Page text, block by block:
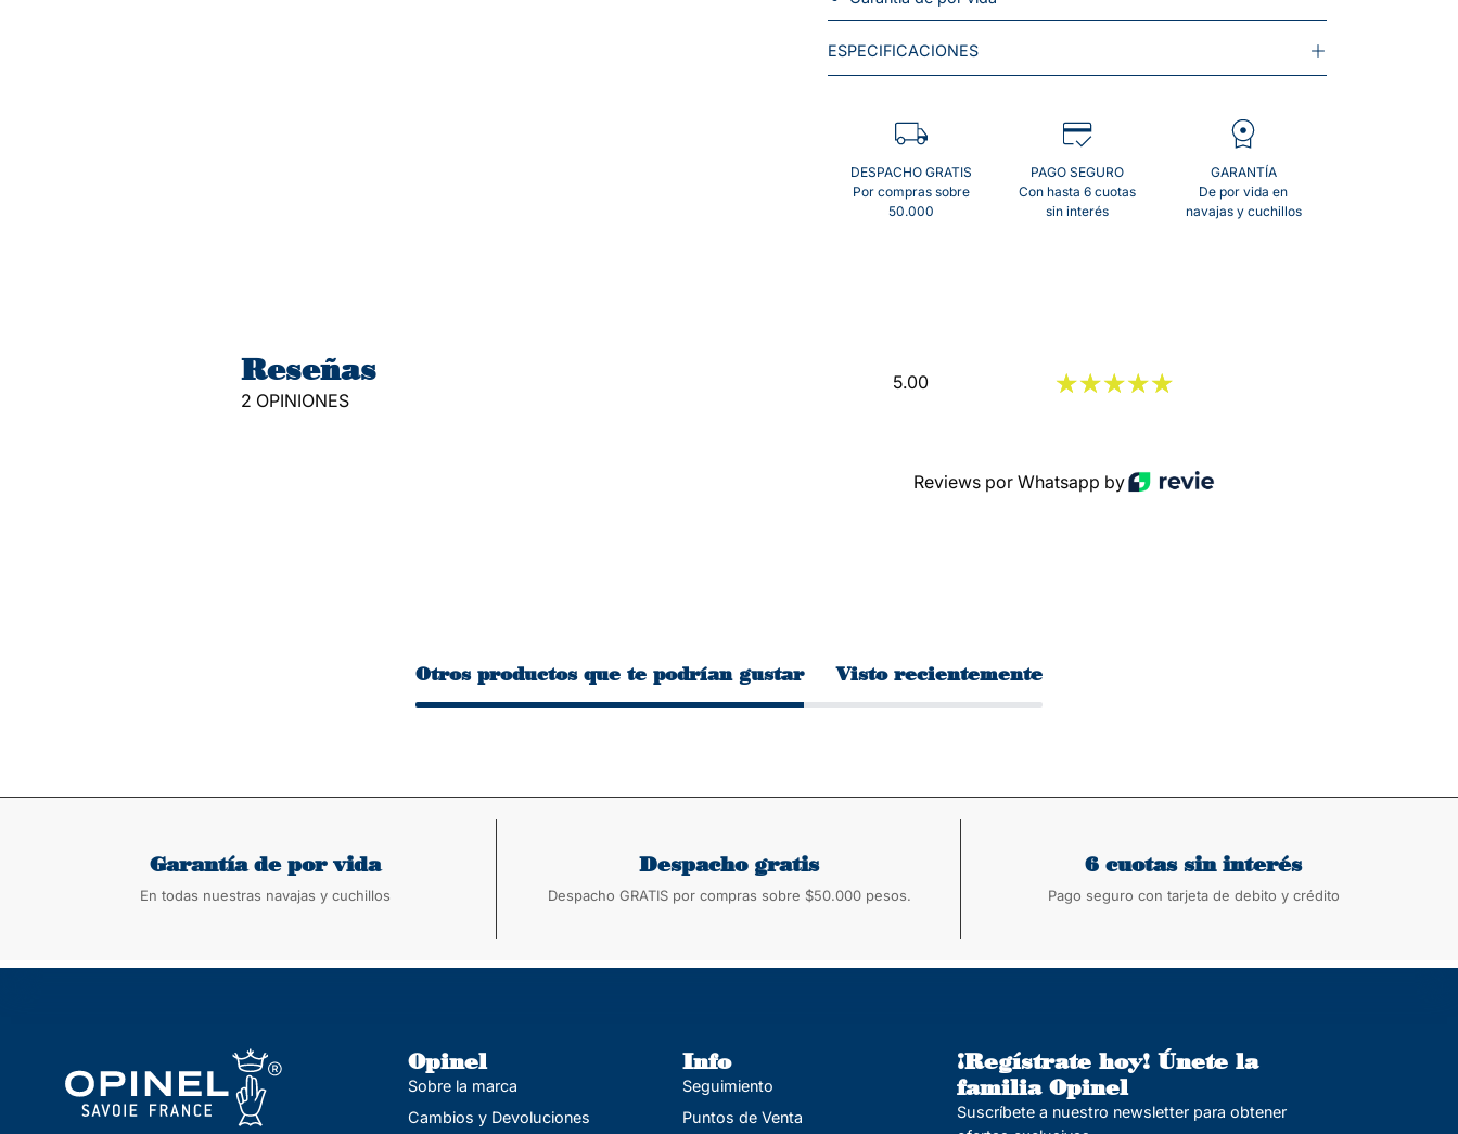
ESPECIFICACIONES
DESPACHO GRATIS
Por compras sobre
50.000
PAGO SEGURO
Con hasta 6 cuotas
sin interés
GARANTÍA
De por vida en
navajas y cuchillos
Reseñas
2 OPINIONES
5.00
Reviews por Whatsapp by
Otros productos que te podrían gustar Visto recientemente
Garantía de por vida
En todas nuestras navajas y cuchillos
Despacho gratis
Despacho GRATIS por compras sobre $50.000 pesos.
6 cuotas sin interés
Pago seguro con tarjeta de debito y crédito
Opinel
Sobre la marca
Cambios y Devoluciones
Info
Seguimiento
Puntos de Venta
¡Regístrate hoy! Únete la
familia Opinel
Suscríbete a nuestro newsletter para obtener